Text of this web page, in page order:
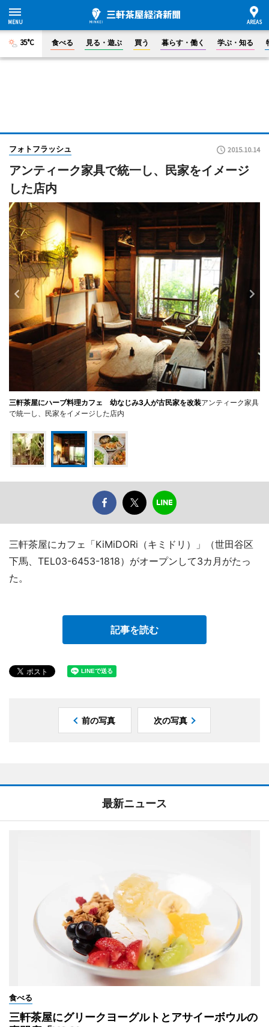
35°C 食べる 見る・遊ぶ 買う 暮らす・働く 学ぶ・知る
フォトフラッシュ 2015.10.14
アンティーク家具で統一し、民家をイメージ
した店内
三軒茶屋にハーブ料理カフェ 幼なじみ3人が古民家を改装アンティーク家具
で統一し、民家をイメージした店内
三軒茶屋にカフェ「KiMiDORi（キミドリ）」（世田谷区
下馬、TEL03-6453-1818）がオープンして3カ月がたっ
た。
記事を読む
前の写真 次の写真
最新ニュース
食べる
三軒茶屋にグリークヨーグルトとアサイーボウルの